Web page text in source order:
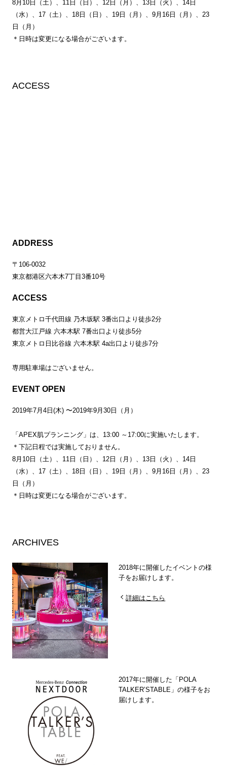
8月10日（土）、11日（日）、12日（月）、13日（火）、14日
（水）、17（土）、18日（日）、19日（月）、9月16日（月）、23
日（月）
＊日時は変更になる場合がございます。
ACCESS
ADDRESS
〒106-0032
東京都港区六本木7丁目3番10号
ACCESS
東京メトロ千代田線 乃木坂駅 3番出口より徒歩2分
都営大江戸線 六本木駅 7番出口より徒歩5分
東京メトロ日比谷線 六本木駅 4a出口より徒歩7分
専用駐車場はございません。
EVENT OPEN
2019年7月4日(木) 〜2019年9月30日（月）
「APEX肌プランニング」は、13:00 ～17:00に実施いたします。
＊下記日程では実施しておりません。
8月10日（土）、11日（日）、12日（月）、13日（火）、14日
（水）、17（土）、18日（日）、19日（月）、9月16日（月）、23
日（月）
＊日時は変更になる場合がございます。
ARCHIVES
2018年に開催したイベントの様
子をお届けします。
詳細はこちら
2017年に開催した「POLA
TALKERʼSTABLE」の様子をお
届けします。